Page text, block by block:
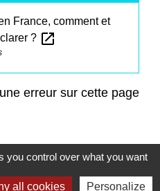
France, comment et
? open_in_new
erreur sur cette page
you control over what you want
all cookies Personalize